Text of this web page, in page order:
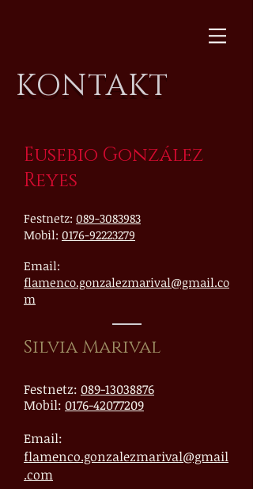
KONTAKT
Eusebio González
Reyes
Festnetz: 089-3083983
Mobil: 0176-92223279
Email:
flamenco.gonzalezmarival@gmail.co
m
Silvia Marival
Festnetz: 089-13038876
Mobil: 0176-42077209
Email:
flamenco.gonzalezmarival@gmail
.com